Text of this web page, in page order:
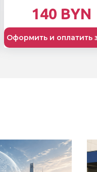
140 BYN
Оформить и оплатить